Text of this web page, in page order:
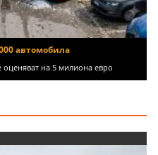
автомобила
оценяват на 5 милиона евро